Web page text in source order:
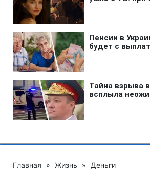
Главная » Жизнь » Деньги